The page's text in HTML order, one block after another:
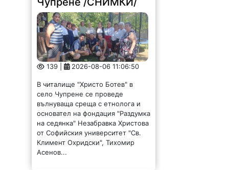
139 | 2026-08-06 11:06:50
село Чупрене се проведе
вълнуваща среща с етнолога и
основател на фондация "Раздумка
на седянка" Незабравка Христова
от Софийския университет "Св.
Климент Охридски", Тихомир
Асенов...